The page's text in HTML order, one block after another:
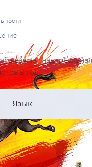
национальная
в год.
Язык